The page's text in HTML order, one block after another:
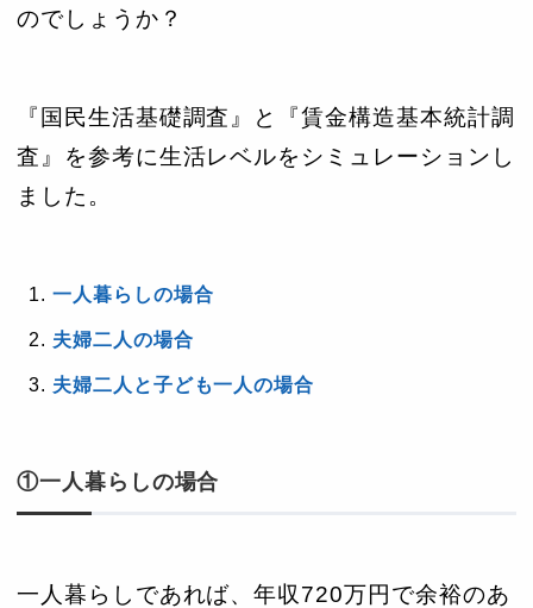
のでしょうか？
『国民生活基礎調査』と『賃金構造基本統計調
査』を参考に生活レベルをシミュレーションし
ました。
一人暮らしの場合
夫婦二人の場合
夫婦二人と子ども一人の場合
①一人暮らしの場合
一人暮らしであれば、年収720万円で余裕のあ